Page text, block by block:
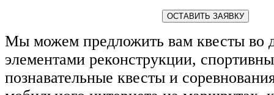
ОСТАВИТЬ ЗАЯВКУ
Мы можем предложить вам квесты во
элементами реконструкции,
познавательные квесты и